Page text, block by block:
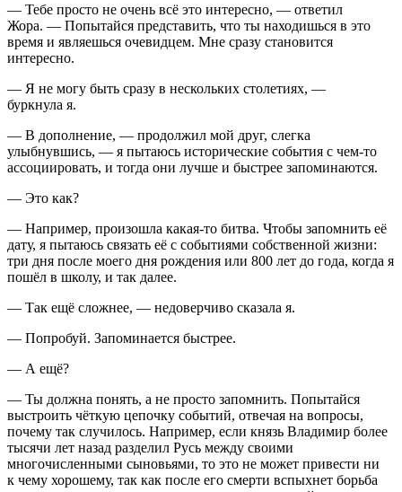
— Тебе просто не очень всё это интересно, — ответил
Жора. — Попытайся представить, что ты находишься в это
время и являешься очевидцем. Мне сразу становится
интересно.
— Я не могу быть сразу в нескольких столетиях, —
буркнула я.
— В дополнение, — продолжил мой друг, слегка
улыбнувшись, — я пытаюсь исторические события с чем-то
ассоциировать, и тогда они лучше и быстрее запоминаются.
— Это как?
— Например, произошла какая-то битва. Чтобы запомнить её
дату, я пытаюсь связать её с событиями собственной жизни:
три дня после моего дня рождения или 800 лет до года, когда я
пошёл в школу, и так далее.
— Так ещё сложнее, — недоверчиво сказала я.
— Попробуй. Запоминается быстрее.
— А ещё?
— Ты должна понять, а не просто запомнить. Попытайся
выстроить чёткую цепочку событий, отвечая на вопросы,
почему так случилось. Например, если князь Владимир более
тысячи лет назад разделил Русь между своими
многочисленными сыновьями, то это не может привести ни
к чему хорошему, так как после его смерти вспыхнет борьба